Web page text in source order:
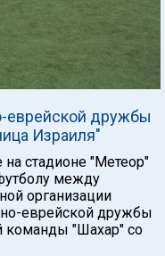
еврейской дружбы
Израиля"
стадионе "Метеор"
между
организации
еврейской дружбы
команды "Шахар" со